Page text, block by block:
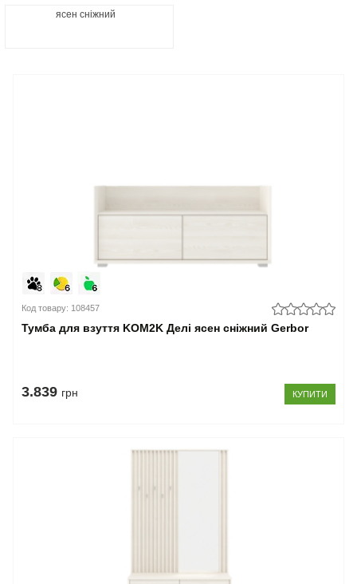
ясен сніжний
Код товару: 108457
Тумба для взуття KOM2K Делі ясен сніжний Gerbor
3.839 грн КУПИТИ